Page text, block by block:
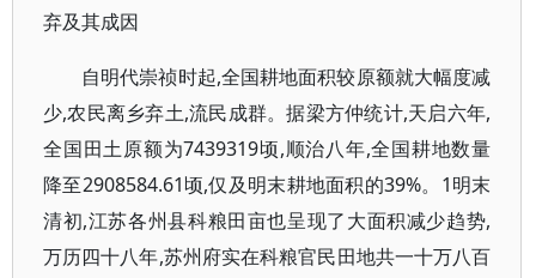
弃及其成因
自明代崇祯时起,全国耕地面积较原额就大幅度减
少,农民离乡弃土,流民成群。据梁方仲统计,天启六年,
全国田土原额为7439319顷,顺治八年,全国耕地数量
降至2908584.61顷,仅及明末耕地面积的39%。1明末
清初,江苏各州县科粮田亩也呈现了大面积减少趋势,
万历四十八年,苏州府实在科粮官民田地共一十万八百